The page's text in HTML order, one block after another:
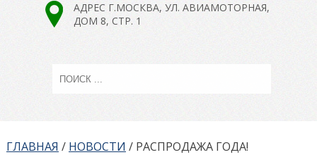
АДРЕС Г.МОСКВА, УЛ. АВИАМОТОРНАЯ,
ДОМ 8, СТР. 1
ГЛАВНАЯ / НОВОСТИ / РАСПРОДАЖА ГОДА!